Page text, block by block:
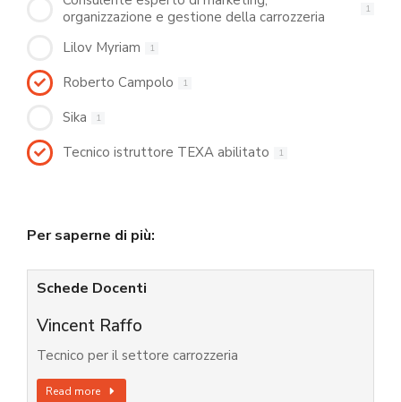
organizzazione e gestione della carrozzeria
1
Lilov Myriam 1
Roberto Campolo 1
Sika 1
Tecnico istruttore TEXA abilitato 1
Per saperne di più:
Schede Docenti
Vincent Raffo
Tecnico per il settore carrozzeria
Read more